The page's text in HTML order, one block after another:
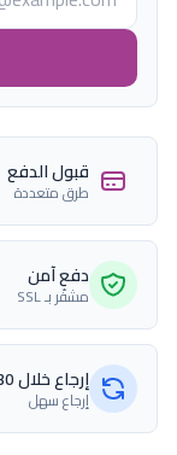
قبول الدفع
طرق متعددة
دفع آمن
مشفّر بـ SSL
إرجاع خلال 30 يومًا
إرجاع سهل